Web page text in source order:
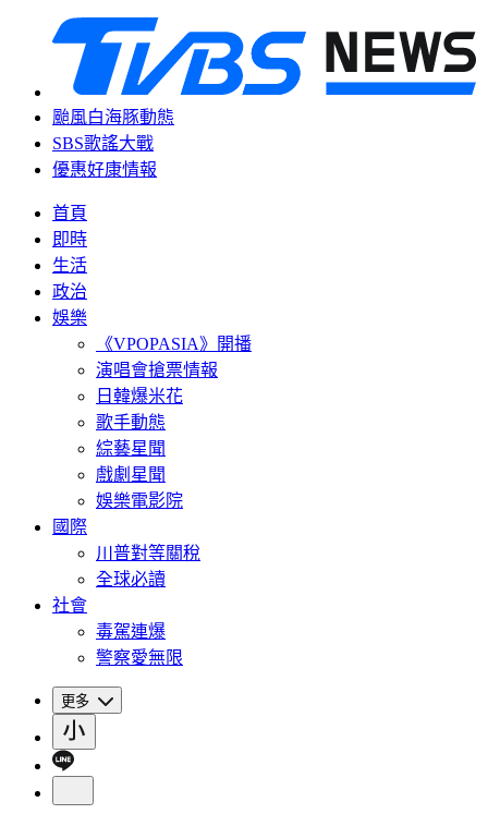
颱風白海豚動態
SBS歌謠大戰
優惠好康情報
首頁
即時
生活
政治
娛樂
《VPOPASIA》開播
演唱會搶票情報
日韓爆米花
歌手動態
綜藝星聞
戲劇星聞
娛樂電影院
國際
川普對等關稅
全球必讀
社會
毒駕連爆
警察愛無限
更多